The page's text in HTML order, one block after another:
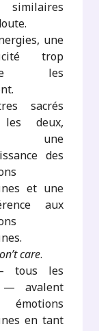
une
trop
les
sacrés
deux,
une
des
et une
aux
care.
tous les
— avalent
en tant